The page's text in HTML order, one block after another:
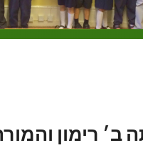
ב׳ רימון